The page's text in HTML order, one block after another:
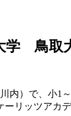
学 鳥取
内）で、小1
ーリッツアカ